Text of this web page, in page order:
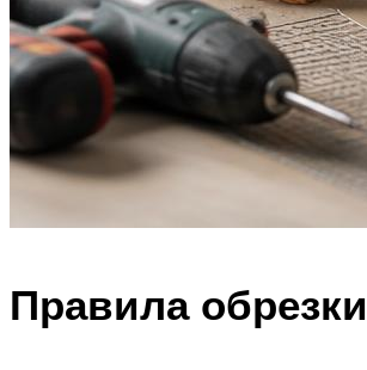
Правила обрезки